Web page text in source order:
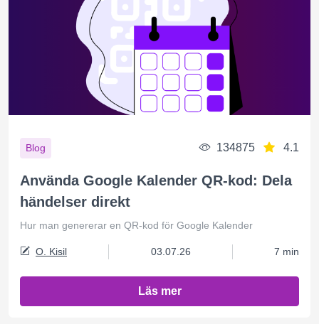
Blog 134875 4.1
Använda Google Kalender QR-kod: Dela
händelser direkt
Hur man genererar en QR-kod för Google Kalender
O. Kisil 03.07.26 7 min
Läs mer